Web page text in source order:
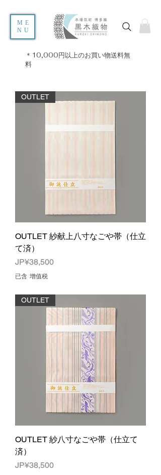
ME
NU
＊10,000円以上のお買い物送料無
料
OUTLET
OUTLET 紗献上八寸なごや帯（仕立
て済）
價格
JP¥38,500
已含 增值税
OUTLET
OUTLET 紗八寸なごや帯（仕立て
済）
價格
JP¥38,500